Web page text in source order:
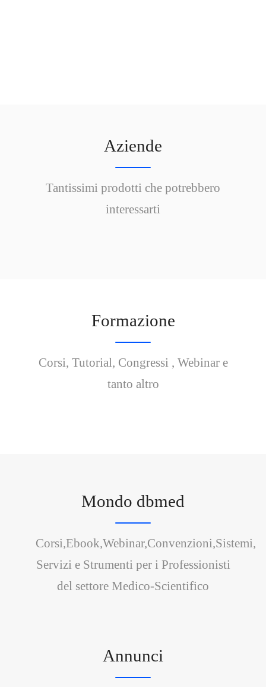
Aziende
Tantissimi prodotti che potrebbero
interessarti
Formazione
Corsi, Tutorial, Congressi , Webinar e
tanto altro
Mondo dbmed
Corsi,Ebook,Webinar,Convenzioni,Sistemi,
Servizi e Strumenti per i Professionisti
del settore Medico-Scientifico
Annunci